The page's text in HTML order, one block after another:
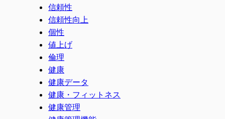
信頼性
信頼性向上
個性
値上げ
倫理
健康
健康データ
健康・フィットネス
健康管理